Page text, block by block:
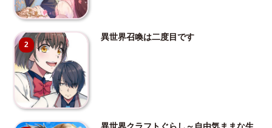
2
異世界召喚は二度目です